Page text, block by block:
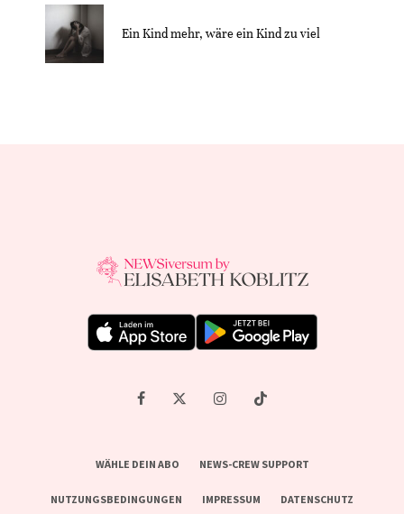
Ein Kind mehr, wäre ein Kind zu viel
WÄHLE DEIN ABO NEWS-CREW SUPPORT
NUTZUNGSBEDINGUNGEN IMPRESSUM DATENSCHUTZ